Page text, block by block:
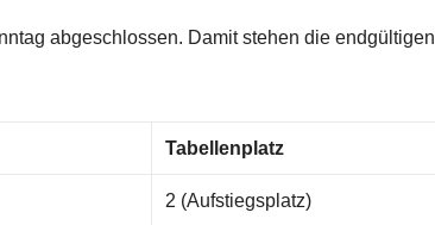
abgeschlossen. Damit stehen die endgültigen
Tabellenplatz
2 (Aufstiegsplatz)